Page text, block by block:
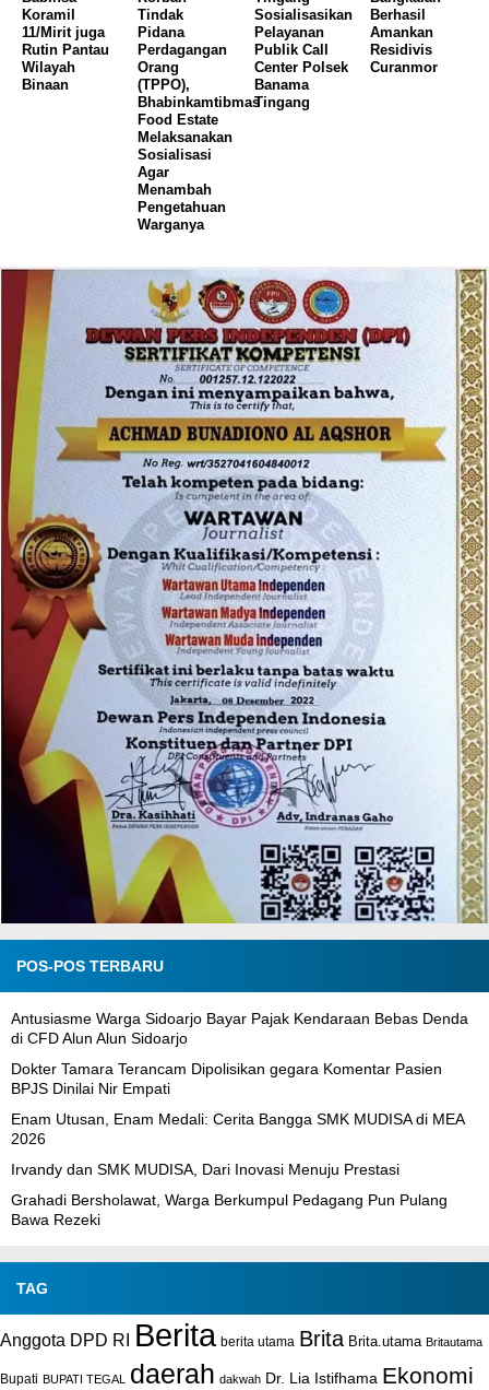
Koramil
11/Mirit juga
Rutin Pantau
Wilayah
Binaan
Tindak
Pidana
Perdagangan
Orang
(TPPO),
Bhabinkamtibmas
Food Estate
Melaksanakan
Sosialisasi
Agar
Menambah
Pengetahuan
Warganya
Sosialisasikan
Pelayanan
Publik Call
Center Polsek
Banama
Tingang
Berhasil
Amankan
Residivis
Curanmor
POS-POS TERBARU
Antusiasme Warga Sidoarjo Bayar Pajak Kendaraan Bebas Denda
di CFD Alun Alun Sidoarjo
Dokter Tamara Terancam Dipolisikan gegara Komentar Pasien
BPJS Dinilai Nir Empati
Enam Utusan, Enam Medali: Cerita Bangga SMK MUDISA di MEA
2026
Irvandy dan SMK MUDISA, Dari Inovasi Menuju Prestasi
Grahadi Bersholawat, Warga Berkumpul Pedagang Pun Pulang
Bawa Rezeki
TAG
Anggota DPD RI Berita berita utama Brita Brita.utama Britautama
Bupati BUPATI TEGAL daerah dakwah Dr. Lia Istifhama Ekonomi